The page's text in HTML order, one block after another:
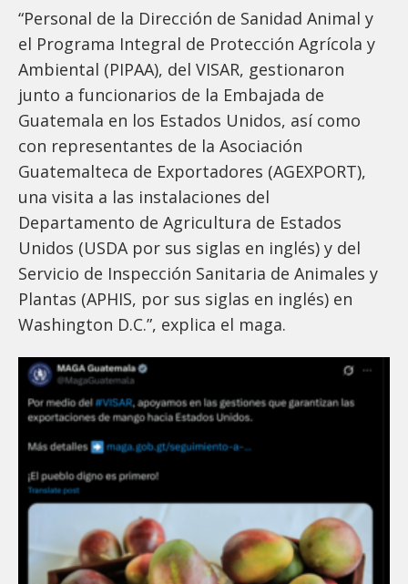
“Personal de la Dirección de Sanidad Animal y
el Programa Integral de Protección Agrícola y
Ambiental (PIPAA), del VISAR, gestionaron
junto a funcionarios de la Embajada de
Guatemala en los Estados Unidos, así como
con representantes de la Asociación
Guatemalteca de Exportadores (AGEXPORT),
una visita a las instalaciones del
Departamento de Agricultura de Estados
Unidos (USDA por sus siglas en inglés) y del
Servicio de Inspección Sanitaria de Animales y
Plantas (APHIS, por sus siglas en inglés) en
Washington D.C.”, explica el maga.